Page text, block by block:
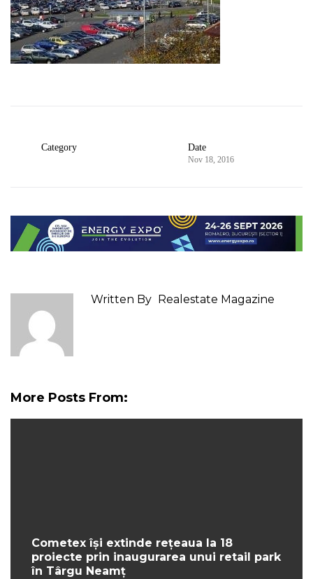
Category Date
Nov 18, 2016
Written By Realestate Magazine
More Posts From:
Cometex își extinde rețeaua la 18
proiecte prin inaugurarea unui retail park
în Târgu Neamț